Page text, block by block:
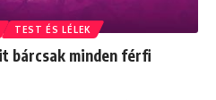
TEST ÉS LÉLEK
bárcsak minden férfi